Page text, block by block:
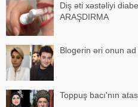
Diş əti xəstəliyi
ARAŞDIRMA
Blogerin əri onun
Toppuş bacı'nın